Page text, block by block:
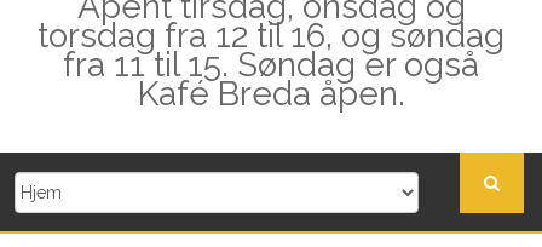
torsdag fra 12 til 16, og søndag
fra 11 til 15. Søndag er også
Kafé Breda åpen.